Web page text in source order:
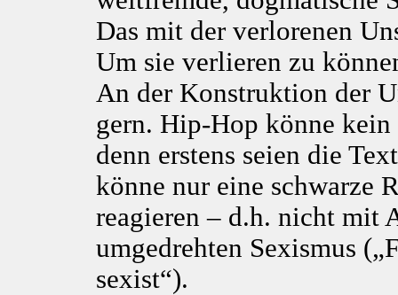
Das mit der verlorenen
Um sie verlieren zu
An der Konstruktion der
gern. Hip-Hop könne
denn erstens seien die
könne nur eine schwarze
reagieren – d.h. nicht mit
umgedrehten Sexismus
sexist“).